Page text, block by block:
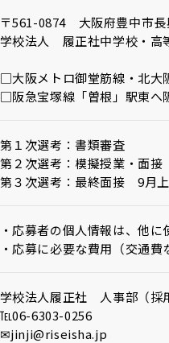
〒561-0874 大阪府豊中市長
学校法人 履正社中学校・高
□大阪メトロ御堂筋線・北大
□阪急宝塚線「曽根」駅東へ
第１次選考：書類審査
第２次選考：模擬授業・面
第３次選考：最終面接 9月上
・応募者の個人情報は、他に
・応募に必要な費用（交通費
学校法人履正社 人事部（採
℡06-6303-0256
✉jinji@riseisha.jp